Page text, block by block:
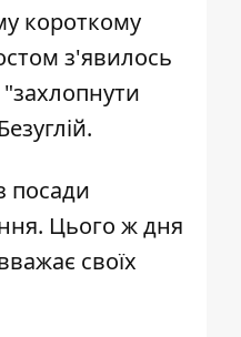
короткому
з'явилось
захлопнути
посади
Цього ж дня
своїх